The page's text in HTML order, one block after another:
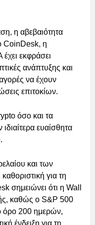
η αβεβαιότητα
CoinDesk, η
εκφράσει
ανάπτυξης και
να έχουν
επιτοκίων.
όσο και τα
ευαίσθητα
και των
για τη
σημειώνει ότι η Wall
καθώς ο S&P 500
όρο 200 ημερών,
ένδειξη για τη